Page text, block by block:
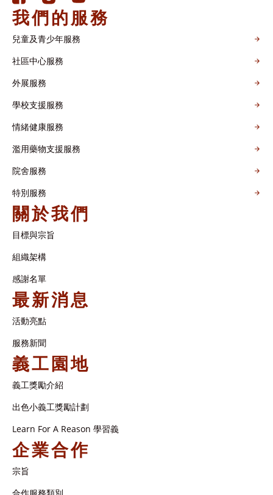
我們的服務
兒童及青少年服務
社區中心服務
外展服務
學校支援服務
情緒健康服務
濫用藥物支援服務
院舍服務
特別服務
關於我們
目標與宗旨
組織架構​
感謝名單​
最新消息
活動亮點
服務新聞
義工園地
義工獎勵介紹
出色小義工獎勵計劃
Learn For A Reason 學習義
企業合作
宗旨